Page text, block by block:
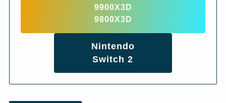
9900X3D
9800X3D
Nintendo
Switch 2